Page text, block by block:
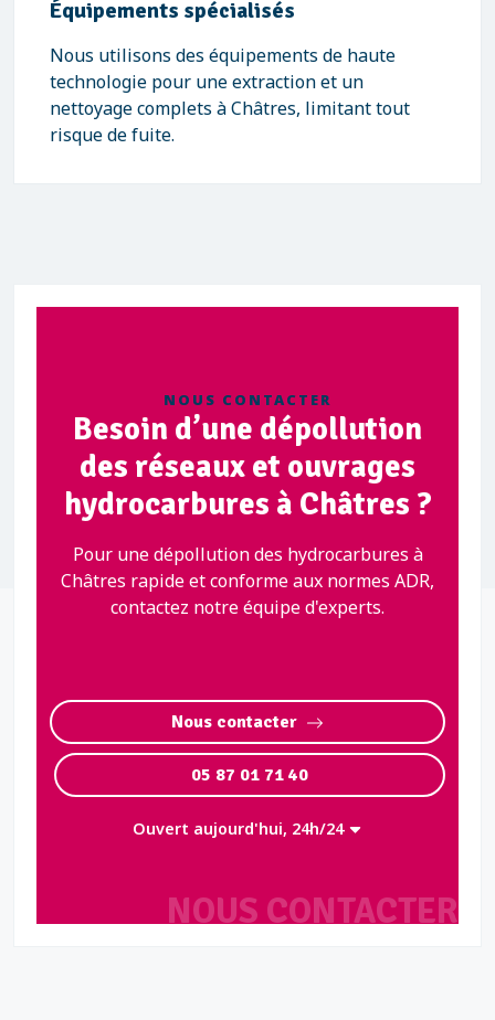
Équipements spécialisés
Nous utilisons des équipements de haute
technologie pour une extraction et un
nettoyage complets à Châtres, limitant tout
risque de fuite.
NOUS CONTACTER
NOUS CONTACTER
Besoin d’une dépollution
des réseaux et ouvrages
hydrocarbures à Châtres ?
Pour une dépollution des hydrocarbures à
Châtres rapide et conforme aux normes ADR,
contactez notre équipe d'experts.
Nous contacter
05 87 01 71 40
Ouvert aujourd'hui, 24h/24